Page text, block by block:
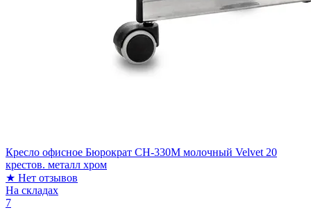
Кресло офисное Бюрократ CH-330M молочный Velvet 20
крестов. металл хром
★ Нет отзывов
На складах
7